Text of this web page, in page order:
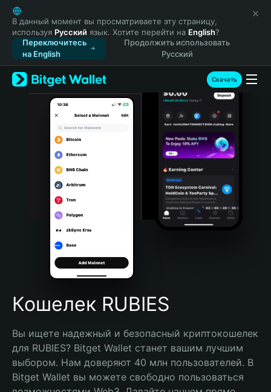
English
日本語
Tiếng Việt
Русский
Español (Latinoamérica)
Türkçe
Italiano
Português (Portugal)
Bahasa Indonesia
Português (Brasil)
Español (Argentina)
В данный момент вы просматриваете эту страницу,
используя Русский язык. Хотите перейти на English?
Переключитесь
на English
Продолжить использовать
Русский
Скачать
Кошелек RUBIES
Вы ищете надежный и безопасный криптокошелек
для RUBIES? Bitget Wallet станет вашим лучшим
выбором. Нам доверяют 40 млн пользователей. В
Bitget Wallet вы можете свободно пользоваться